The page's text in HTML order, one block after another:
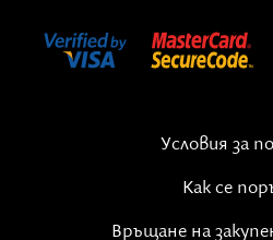
Условия за
Как се
Връщане на